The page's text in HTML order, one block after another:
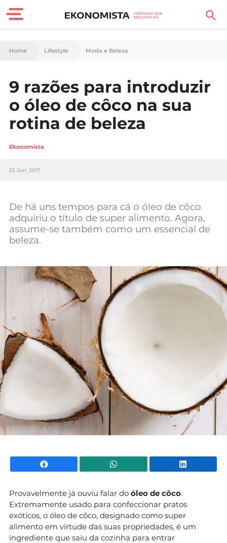
Finanças Pessoais
Carreira
Casa
Lifestyle
Sociedade
Negócios
Mundial 2026
Home Lifestyle Moda e Beleza
9 razões para introduzir
o óleo de côco na sua
rotina de beleza
Ekonomista
22 Jun, 2017
De há uns tempos para cá o óleo de côco
adquiriu o título de super alimento. Agora,
assume-se também como um essencial de
beleza.
Facebook WhatsApp
Provavelmente já ouviu falar do óleo de côco.
Extremamente usado para confeccionar pratos
exóticos, o óleo de côco, designado como super
alimento em virtude das suas propriedades, é um
ingrediente que saiu da cozinha para entrar